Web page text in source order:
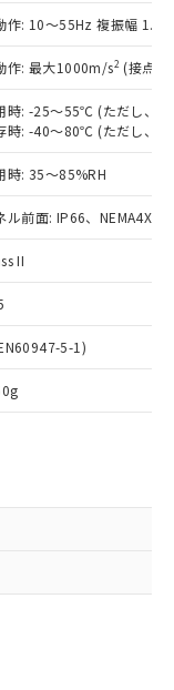
作: 10～55Hz 複振幅
作: 最大1000m/s2 (接点
時: -25～55℃ (ただし、氷
時: -40～80℃ (ただし、氷
時: 35～85%RH
ル前面: IP66、NEMA4X,
II
5-1)
社内デー
あり、閲
および標
ことをご
格はお客
担当のオ
販売員に
社販売拠
」をご確認
を当社の
または開
作成サー
、I-Web
る必要が
当社の製
との取
"個人情報
以下、 カド
化ビフェニル
ルエーテル類
チルヘキシ
タル酸ブチ
酸ジブチル
ブチル
器に対する
値を超える意
り、予定
するこ
証明書
Cd(カドミウ
臭化ビフェ
ェニルエーテ
1000ppm
てが基
て有害物
な影響を
）を輸出
は、日本
務取引許
手続きを
合は、完
出されな
。
ミサイ
はその他
等に一切
販売する
容を当
当社は、
係者が違
合は、取
庫あり
況につ
先、ま
ン制御
にご確
状況の
種